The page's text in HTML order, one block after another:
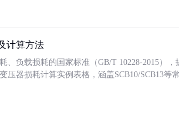
计算方法
、负载损耗的国家标准（GB/T 10228-2015）
压器损耗计算实例表格，涵盖SCB10/SCB13等